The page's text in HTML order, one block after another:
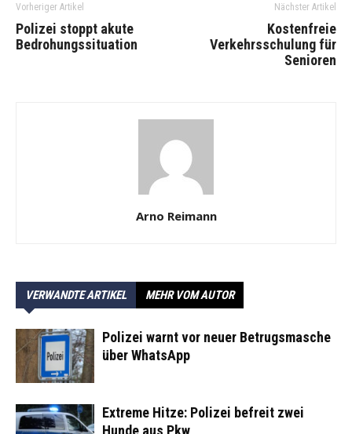
Vorheriger Artikel
Polizei stoppt akute
Bedrohungssituation
Nächster Artikel
Kostenfreie
Verkehrsschulung für
Senioren
Arno Reimann
VERWANDTE ARTIKEL MEHR VOM AUTOR
Polizei warnt vor neuer Betrugsmasche
über WhatsApp
Extreme Hitze: Polizei befreit zwei
Hunde aus Pkw